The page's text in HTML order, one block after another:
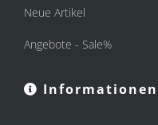
Neue Artikel
Angebote - Sale%
Informationen